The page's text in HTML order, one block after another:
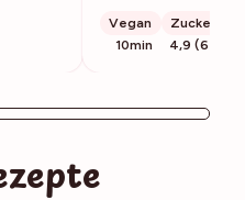
Vegan
Zuckerfrei
10min
4,9 (64)